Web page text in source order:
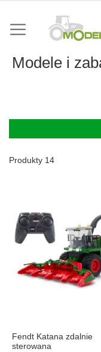
treści
Modele i
Produkty 14
Fendt Katana zdalnie
sterowana